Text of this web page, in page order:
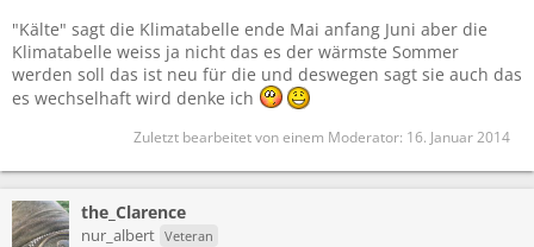
"Kälte" sagt die Klimatabelle ende Mai anfang Juni aber die
Klimatabelle weiss ja nicht das es der wärmste Sommer
werden soll das ist neu für die und deswegen sagt sie auch das
es wechselhaft wird denke ich
Zuletzt bearbeitet von einem Moderator: 16. Januar 2014
the_Clarence
nur_albert Veteran